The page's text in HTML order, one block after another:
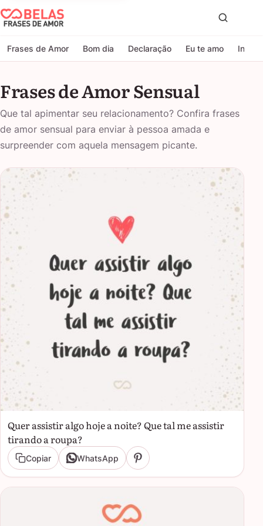
Belas Frases de Amor
Frases de Amor Bom dia Declaração Eu te amo
Frases de Amor Sensual
Que tal apimentar seu relacionamento? Confira frases
de amor sensual para enviar à pessoa amada e
surpreender com aquela mensagem picante.
Quer assistir algo hoje a noite? Que tal me assistir
tirando a roupa?
Copiar WhatsApp